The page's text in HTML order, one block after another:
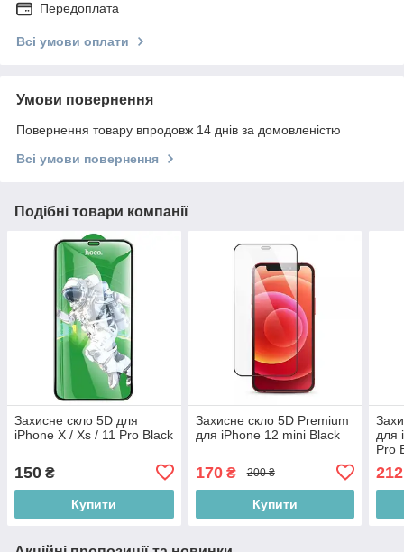
Передоплата
Всі умови оплати
Умови повернення
Повернення товару впродовж 14 днів за домовленістю
Всі умови повернення
Подібні товари компанії
Захисне скло 5D для
iPhone X / Xs / 11 Pro Black
150 ₴
Купити
Захисне скло 5D Premium
для iPhone 12 mini Black
170₴ 200 ₴
Купити
для
Pro